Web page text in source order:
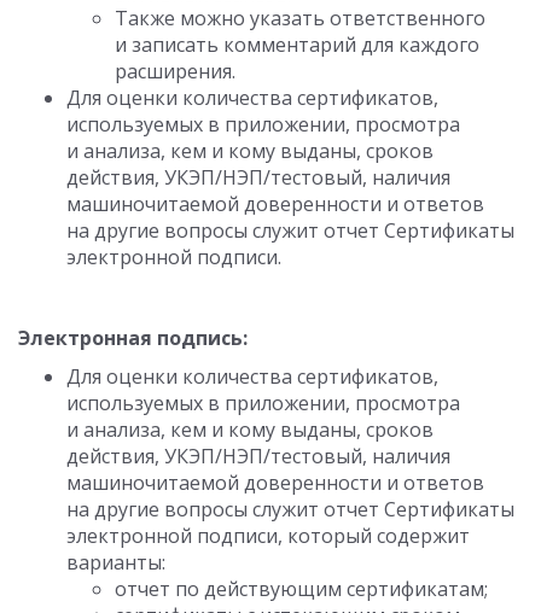
Также можно указать ответственного
и записать комментарий для каждого
расширения.
Для оценки количества сертификатов,
используемых в приложении, просмотра
и анализа, кем и кому выданы, сроков
действия, УКЭП/НЭП/тестовый, наличия
машиночитаемой доверенности и ответов
на другие вопросы служит отчет Сертификаты
электронной подписи.
Электронная подпись:
Для оценки количества сертификатов,
используемых в приложении, просмотра
и анализа, кем и кому выданы, сроков
действия, УКЭП/НЭП/тестовый, наличия
машиночитаемой доверенности и ответов
на другие вопросы служит отчет Сертификаты
электронной подписи, который содержит
варианты:
отчет по действующим сертификатам;